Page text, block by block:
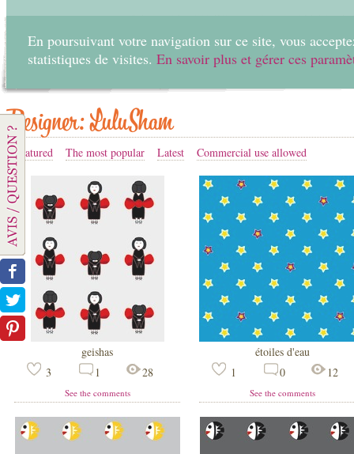
En poursuivant votre navigation sur ce site, vous
statistiques de visites. En savoir plus et gérer ces
Designer: LuluSham
Featured The most popular Latest Commercial use allowed
geishas
3
1 28
See the comments
étoiles d'eau
1
0 12
See the comments